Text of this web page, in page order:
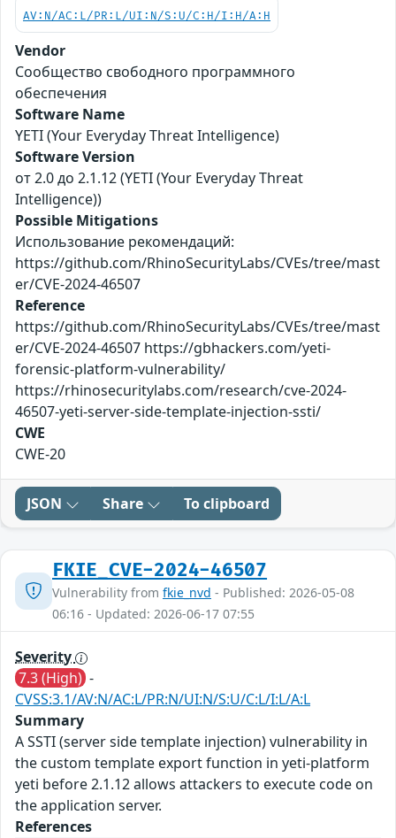
AV:N/AC:L/PR:L/UI:N/S:U/C:H/I:H/A:H
Vendor
Сообщество свободного программного
обеспечения
Software Name
YETI (Your Everyday Threat Intelligence)
Software Version
от 2.0 до 2.1.12 (YETI (Your Everyday Threat
Intelligence))
Possible Mitigations
Использование рекомендаций:
https://github.com/RhinoSecurityLabs/CVEs/tree/mast
er/CVE-2024-46507
Reference
https://github.com/RhinoSecurityLabs/CVEs/tree/mast
er/CVE-2024-46507 https://gbhackers.com/yeti-
forensic-platform-vulnerability/
https://rhinosecuritylabs.com/research/cve-2024-
46507-yeti-server-side-template-injection-ssti/
CWE
CWE-20
JSON Share To clipboard
FKIE_CVE-2024-46507
Vulnerability from fkie_nvd - Published: 2026-05-08
06:16 - Updated: 2026-06-17 07:55
Severity
7.3 (High) -
CVSS:3.1/AV:N/AC:L/PR:N/UI:N/S:U/C:L/I:L/A:L
Summary
A SSTI (server side template injection) vulnerability in
the custom template export function in yeti-platform
yeti before 2.1.12 allows attackers to execute code on
the application server.
References